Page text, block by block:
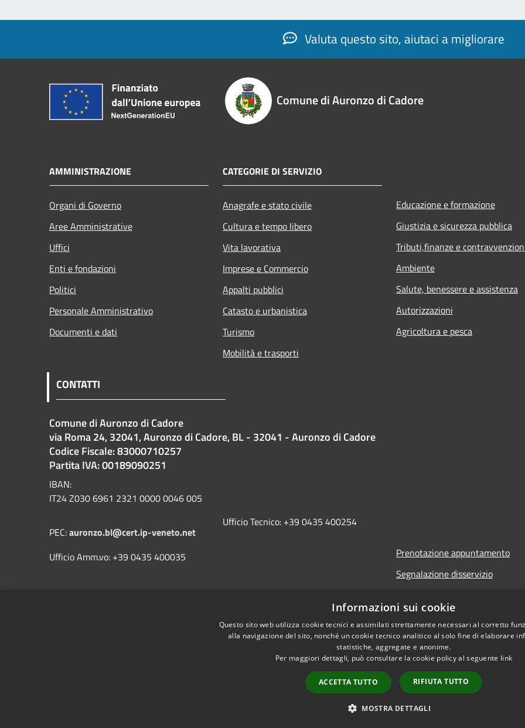
Valuta questo sito, aiutaci a migliorare
Comune di Auronzo di Cadore
AMMINISTRAZIONE
Organi di Governo
Aree Amministrative
Uffici
Enti e fondazioni
Politici
Personale Amministrativo
Documenti e dati
CATEGORIE DI SERVIZIO
Anagrafe e stato civile
Cultura e tempo libero
Vita lavorativa
Imprese e Commercio
Appalti pubblici
Catasto e urbanistica
Turismo
Mobilità e trasporti
Educazione e formazione
Giustizia e sicurezza pubblica
Tributi,finanze e
Ambiente
Salute, benessere e assistenza
Autorizzazioni
Agricoltura e pesca
CONTATTI
Comune di Auronzo di Cadore
via Roma 24, 32041, Auronzo di Cadore, BL - 32041 - Auronzo di Cadore
Codice Fiscale: 83000710257
Partita IVA: 00189090251
IBAN:
IT24 Z030 6961 2321 0000 0046 005
PEC:auronzo.bl@cert.ip-veneto.net
Ufficio Amm.vo: +39 0435 400035
Ufficio Tecnico: +39 0435 400254
Prenotazione appuntamento
Segnalazione disservizio
Richiesta assistenza
Copyright © 2026 •
Informazioni sui cookie
Questo sito web utilizza cookie tecnici e assimilati strettamente necessari al corretto
alla navigazione del sito, nonché un cookie tecnico analitico al solo fine di elaborare
statistiche, aggregate e anonime.
Per maggiori dettagli, può consultare la cookie policy al seguente link
ACCETTA TUTTO RIFIUTA TUTTO
MOSTRA DETTAGLI